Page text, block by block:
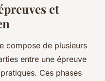
et
compose de plusieurs
entre une épreuve
Ces phases